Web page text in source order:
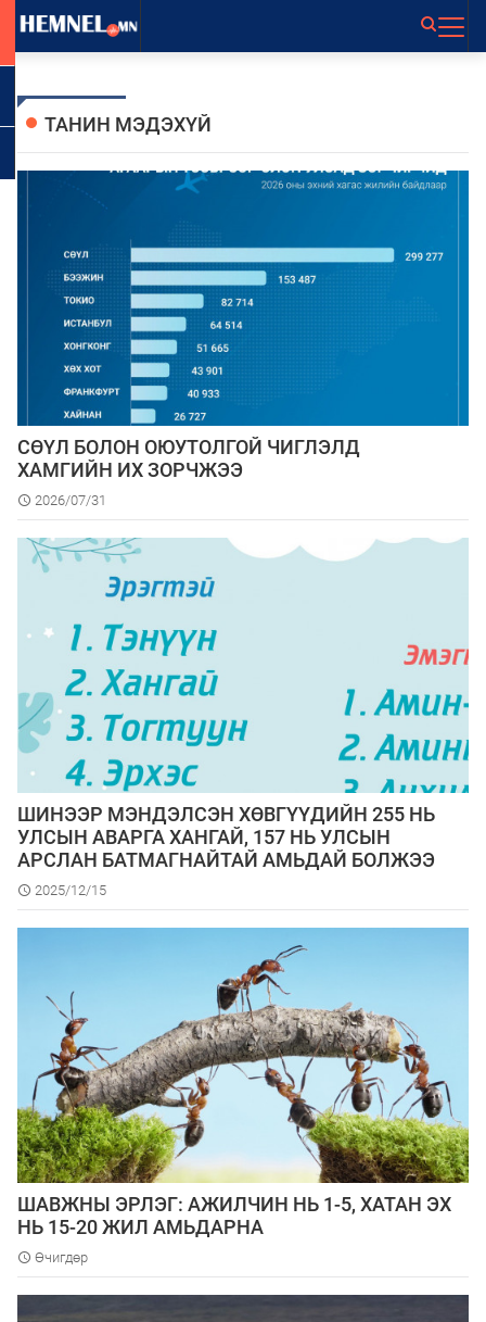
ТАНИН МЭДЭХҮЙ
СӨҮЛ БОЛОН ОЮУТОЛГОЙ ЧИГЛЭЛД
ХАМГИЙН ИХ ЗОРЧЖЭЭ
2026/07/31
ШИНЭЭР МЭНДЭЛСЭН ХӨВГҮҮДИЙН 255 НЬ
УЛСЫН АВАРГА ХАНГАЙ, 157 НЬ УЛСЫН
АРСЛАН БАТМАГНАЙТАЙ АМЬДАЙ БОЛЖЭЭ
2025/12/15
ШАВЖНЫ ЭРЛЭГ: АЖИЛЧИН НЬ 1-5, ХАТАН ЭХ
НЬ 15-20 ЖИЛ АМЬДАРНА
Өчигдөр